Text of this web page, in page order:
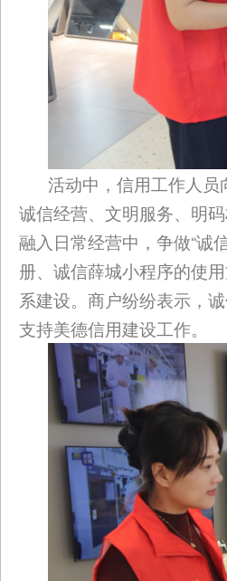
活动中，信用工作人员
诚信经营、文明服务、明
融入日常经营中，争做“诚
册、诚信薛城小程序的使
系建设。商户纷纷表示，
支持美德信用建设工作。